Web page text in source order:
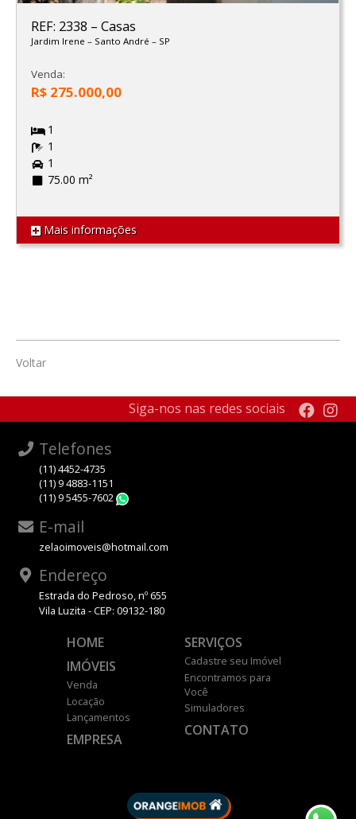
REF: 2338 – Casas
Jardim Irene – Santo André – SP
Venda:
R$ 275.000,00
1
1
1
75.00 m²
Mais informações
Voltar
Siga-nos nas redes sociais
Telefones
(11) 4452-4735
(11) 9 4883-1151
(11) 9 5455-7602
E-mail
zelaoimoveis@hotmail.com
Endereço
Estrada do Pedroso, nº 655
Vila Luzita - CEP: 09132-180
HOME
IMÓVEIS
Venda
Locação
Lançamentos
EMPRESA
SERVIÇOS
Cadastre seu Imóvel
Encontramos para
Você
Simuladores
CONTATO